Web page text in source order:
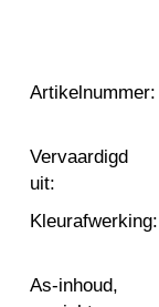
Artikelnummer:
Vervaardigd
uit:
Kleurafwerking:
As-inhoud,